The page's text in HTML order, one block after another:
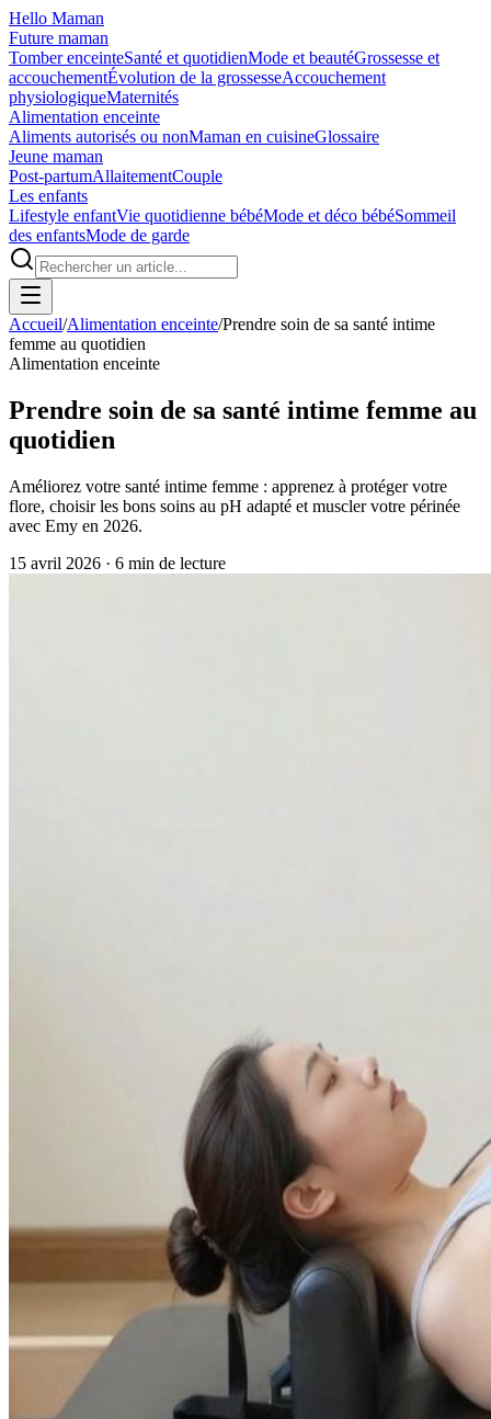
Hello Maman
Future maman
Tomber enceinteSanté et quotidienMode et beautéGrossesse et
accouchementÉvolution de la grossesseAccouchement
physiologiqueMaternités
Alimentation enceinte
Aliments autorisés ou nonMaman en cuisineGlossaire
Jeune maman
Post-partumAllaitementCouple
Les enfants
Lifestyle enfantVie quotidienne bébéMode et déco bébéSommeil
des enfantsMode de garde
Accueil/Alimentation enceinte/Prendre soin de sa santé intime
femme au quotidien
Alimentation enceinte
Prendre soin de sa santé intime femme au
quotidien
Améliorez votre santé intime femme : apprenez à protéger votre
flore, choisir les bons soins au pH adapté et muscler votre périnée
avec Emy en 2026.
15 avril 2026 · 6 min de lecture